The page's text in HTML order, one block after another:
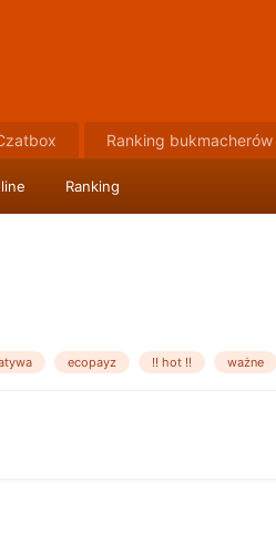
Ranking
Ranking bukmacherów
ecopayz !! hot !! ważne